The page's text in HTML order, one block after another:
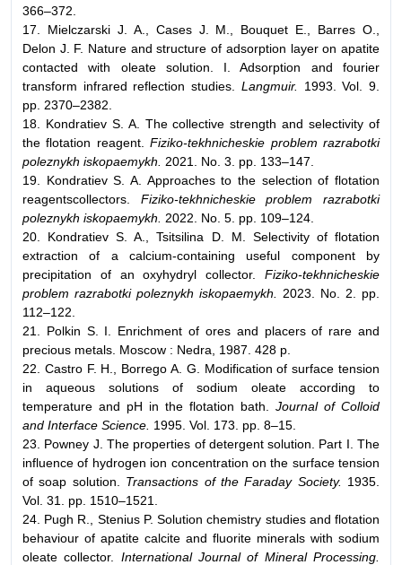
366–372.
17. Mielczarski J. A., Cases J. M., Bouquet E., Barres O.,
Delon J. F. Nature and structure of adsorption layer on apatite
contacted with oleate solution. I. Adsorption and fourier
transform infrared reflection studies. Langmuir. 1993. Vol. 9.
pp. 2370–2382.
18. Kondratiev S. A. The collective strength and selectivity of
the flotation reagent.Fiziko-tekhnicheskie problem razrabotki
poleznykh iskopaemykh. 2021. No. 3. pp. 133–147.
19. Kondratiev S. A. Approaches to the selection of flotation
reagentscollectors. Fiziko-tekhnicheskie problem razrabotki
poleznykh iskopaemykh. 2022. No. 5. pp. 109–124.
20. Kondratiev S. A., Tsitsilina D. M. Selectivity of flotation
extraction of a calcium-containing useful component by
precipitation of an oxyhydryl collector. Fiziko-tekhnicheskie
problem razrabotki poleznykh iskopaemykh. 2023. No. 2. pp.
112–122.
21. Polkin S. I. Enrichment of ores and placers of rare and
precious metals. Moscow : Nedra, 1987. 428 p.
22. Castro F. H., Borrego A. G. Modification of surface tension
in aqueous solutions of sodium oleate according to
temperature and pH in the flotation bath.
Journal of Colloid
and Interface Science. 1995. Vol. 173. pp. 8–15.
23. Powney J. The properties of detergent solution. Part I. The
influence of hydrogen ion concentration on the surface tension
of soap solution. Transactions of the Faraday Society. 1935.
Vol. 31. pp. 1510–1521.
24. Pugh R., Stenius P. Solution chemistry studies and flotation
behaviour of apatite calcite and fluorite minerals with sodium
oleate collector.
International Journal of Mineral Processing.